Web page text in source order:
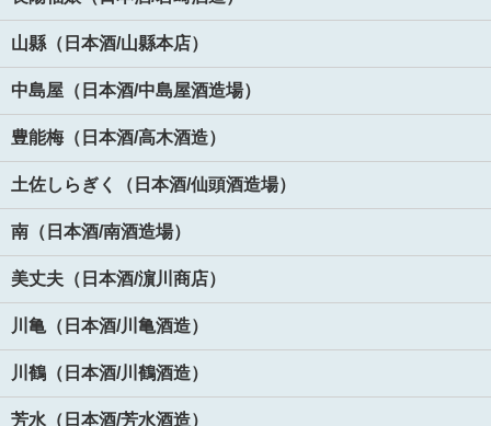
山縣（日本酒/山縣本店）
中島屋（日本酒/中島屋酒造場）
豊能梅（日本酒/高木酒造）
土佐しらぎく（日本酒/仙頭酒造場）
南（日本酒/南酒造場）
美丈夫（日本酒/濵川商店）
川亀（日本酒/川亀酒造）
川鶴（日本酒/川鶴酒造）
芳水（日本酒/芳水酒造）